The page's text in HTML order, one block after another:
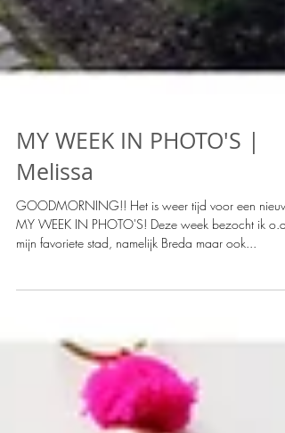
MY WEEK IN PHOTO'S |
Melissa
GOODMORNING!! Het is weer tijd voor een